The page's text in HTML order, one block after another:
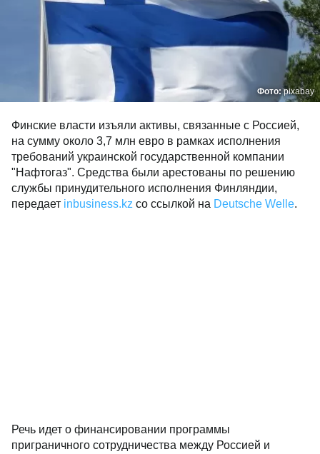
Фото:pixabay
Финские власти изъяли активы, связанные с Россией,
на сумму около 3,7 млн евро в рамках исполнения
требований украинской государственной компании
"Нафтогаз". Средства были арестованы по решению
службы принудительного исполнения Финляндии,
передает inbusiness.kz со ссылкой на Deutsche Welle.
Речь идет о финансировании программы
приграничного сотрудничества между Россией и